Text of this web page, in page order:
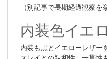
（別記事で長期経過観察を
内装色イエ
内装も黒とイエローレザー